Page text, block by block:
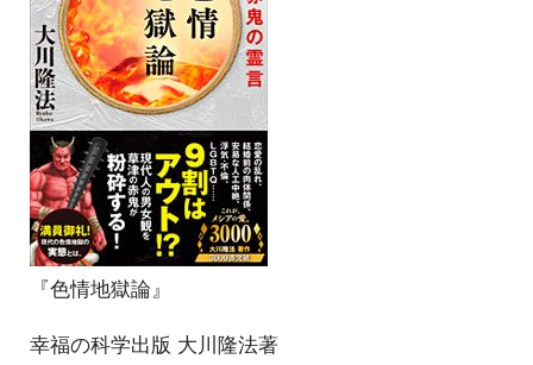
『色情地獄論』
幸福の科学出版 大川隆法著